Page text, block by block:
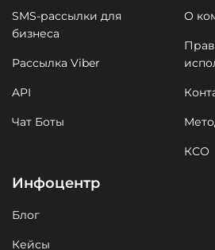
SMS-рассылки для
бизнеса
Рассылка Viber
API
Чат Боты
О
КСО
Инфоцентр
Блог
Кейсы